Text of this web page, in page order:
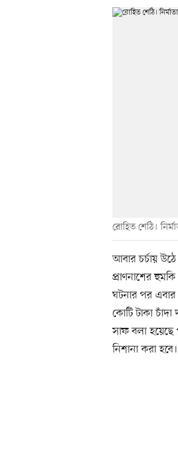
রোহিত শেঠি।
আবার চর্চায়
প্রাণনাশের
ঘটনার পর এবার
কোটি টাকা
সাফ বলা হয়েছে
নিশানা করা হবে।